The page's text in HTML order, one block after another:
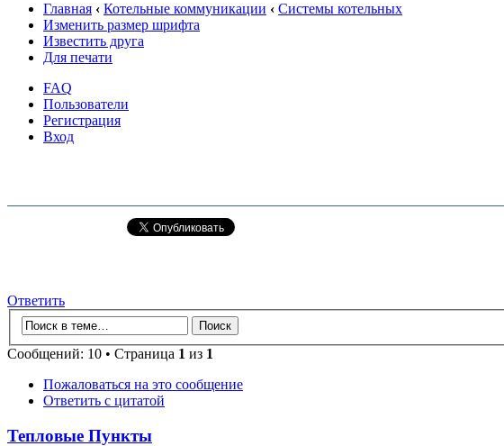
Главная ‹ Котельные коммуникации ‹ Системы котельных
Изменить размер шрифта
Известить друга
Для печати
FAQ
Пользователи
Регистрация
Вход
Ответить
Сообщений: 10 • Страница 1 из 1
Пожаловаться на это сообщение
Ответить с цитатой
Тепловые Пункты